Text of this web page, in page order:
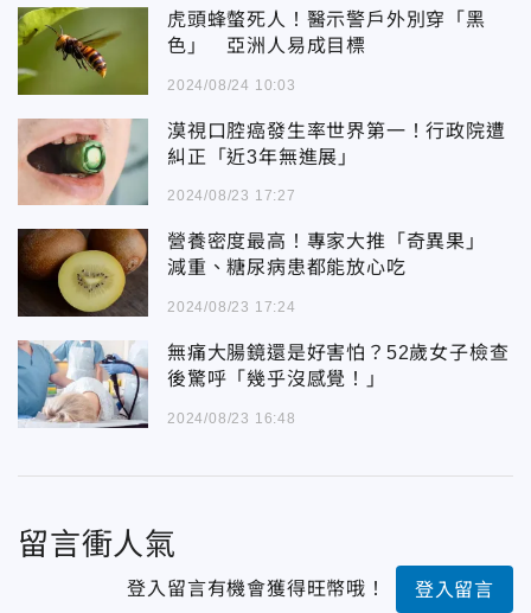
虎頭蜂螫死人！醫示警戶外別穿「黑
色」 亞洲人易成目標
2024/08/24 10:03
漠視口腔癌發生率世界第一！行政院遭
糾正「近3年無進展」
2024/08/23 17:27
營養密度最高！專家大推「奇異果」
減重、糖尿病患都能放心吃
2024/08/23 17:24
無痛大腸鏡還是好害怕？52歲女子檢查
後驚呼「幾乎沒感覺！」
2024/08/23 16:48
留言衝人氣
登入留言有機會獲得旺幣哦！ 登入留言